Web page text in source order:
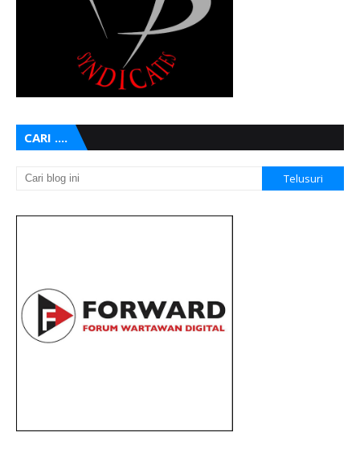
CARI ....